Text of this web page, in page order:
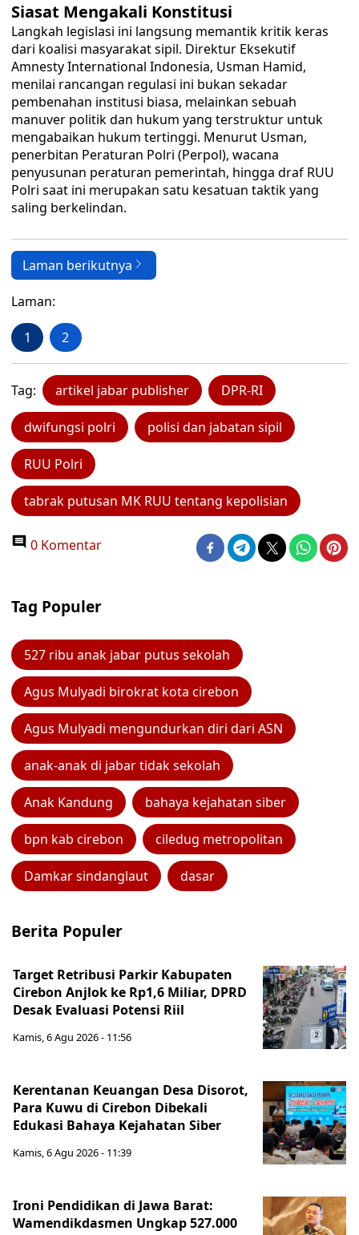
Siasat Mengakali Konstitusi
Langkah legislasi ini langsung memantik kritik keras
dari koalisi masyarakat sipil. Direktur Eksekutif
Amnesty International Indonesia, Usman Hamid,
menilai rancangan regulasi ini bukan sekadar
pembenahan institusi biasa, melainkan sebuah
manuver politik dan hukum yang terstruktur untuk
mengabaikan hukum tertinggi. Menurut Usman,
penerbitan Peraturan Polri (Perpol), wacana
penyusunan peraturan pemerintah, hingga draf RUU
Polri saat ini merupakan satu kesatuan taktik yang
saling berkelindan.
Laman berikutnya
Laman:
1 2
Tag: artikel jabar publisher DPR-RI
dwifungsi polri polisi dan jabatan sipil
RUU Polri
tabrak putusan MK RUU tentang kepolisian
0 Komentar
Tag Populer
527 ribu anak jabar putus sekolah
Agus Mulyadi birokrat kota cirebon
Agus Mulyadi mengundurkan diri dari ASN
anak-anak di jabar tidak sekolah
Anak Kandung bahaya kejahatan siber
bpn kab cirebon ciledug metropolitan
Damkar sindanglaut dasar
Berita Populer
Target Retribusi Parkir Kabupaten
Cirebon Anjlok ke Rp1,6 Miliar, DPRD
Desak Evaluasi Potensi Riil
Kamis, 6 Agu 2026 - 11:56
Kerentanan Keuangan Desa Disorot,
Para Kuwu di Cirebon Dibekali
Edukasi Bahaya Kejahatan Siber
Kamis, 6 Agu 2026 - 11:39
Ironi Pendidikan di Jawa Barat:
Wamendikdasmen Ungkap 527.000